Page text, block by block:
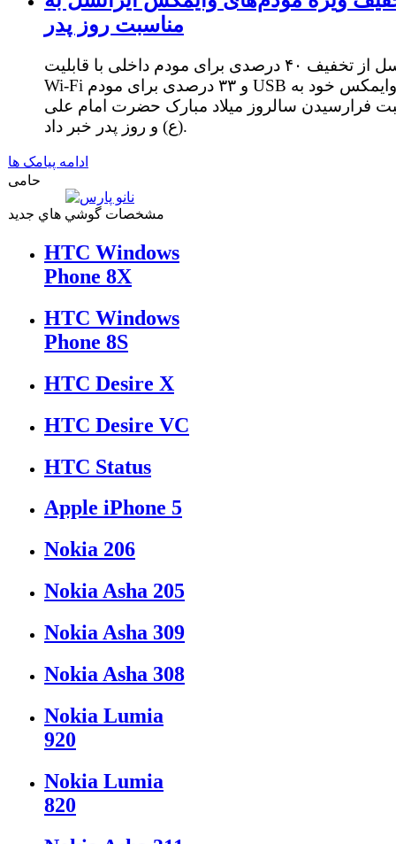
مناسبت روز پدر
ایرانسل از تخفیف ۴۰ درصدی برای مودم داخلی با قابلیت
Wi-Fi و ۳۳ درصدی برای مودم USB وایمکس خود به
فرارسیدن سالروز میلاد مبارک حضرت امام علی
(ع) و روز پدر خبر داد.
ادامه پیامک ها
حامی
مشخصات گوشي هاي جديد
HTC Windows
Phone 8X
HTC Windows
Phone 8S
HTC Desire X
HTC Desire VC
HTC Status
Apple iPhone 5
Nokia 206
Nokia Asha 205
Nokia Asha 309
Nokia Asha 308
Nokia Lumia
920
Nokia Lumia
820